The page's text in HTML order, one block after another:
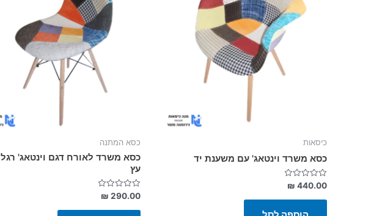
כיסאות
כסא משרד וינטאג' עם משענת יד
דורג
0
מתוך
₪ 440.00
כסא המתנה
כסא משרד לאורח דגם וינטאג' רגל
עץ
דורג
0
מתוך
₪ 290.00